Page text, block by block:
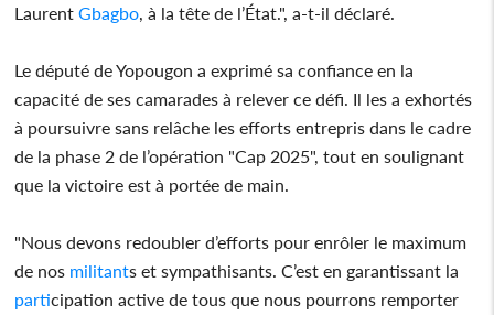
LaurentGbagbo, à la tête de l’État.", a-t-il déclaré.
Le député de Yopougon a exprimé sa confiance en la
capacité de ses camarades à relever ce défi. Il les a exhortés
à poursuivre sans relâche les efforts entrepris dans le cadre
de la phase 2 de l’opération "Cap 2025", tout en soulignant
que la victoire est à portée de main.
"Nous devons redoubler d’efforts pour enrôler le maximum
de nos militants et sympathisants. C’est en garantissant la
participation active de tous que nous pourrons remporter